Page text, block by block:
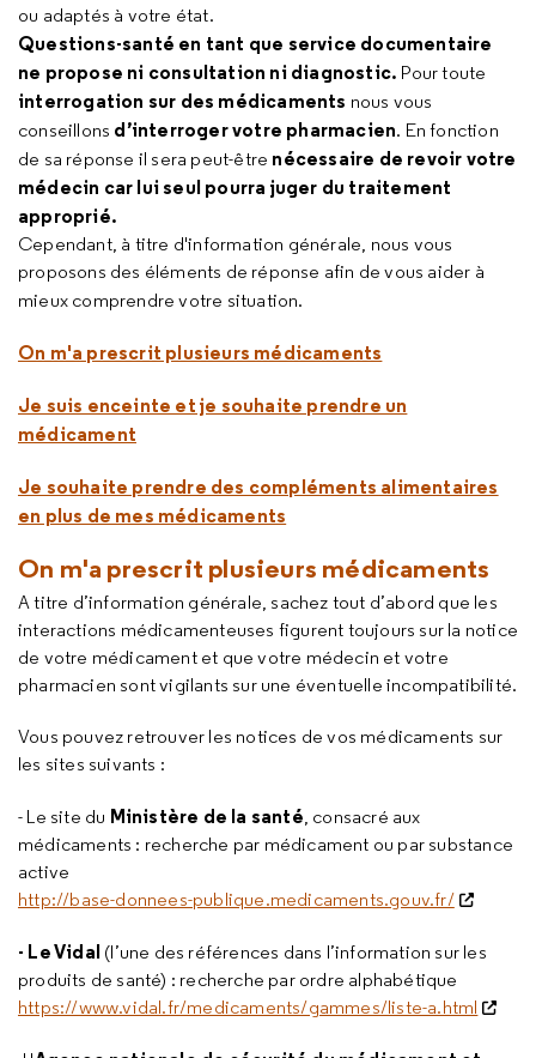
ou adaptés à votre état.
Questions-santé en tant que service documentaire
ne propose ni consultation ni diagnostic. Pour toute
interrogation sur des médicaments nous vous
conseillons d’interroger votre pharmacien. En fonction
de sa réponse il sera peut-être nécessaire de revoir votre
médecin car lui seul pourra juger du traitement
approprié.
Cependant, à titre d'information générale, nous vous
proposons des éléments de réponse afin de vous aider à
mieux comprendre votre situation.
On m'a prescrit plusieurs médicaments
Je suis enceinte et je souhaite prendre un
médicament
Je souhaite prendre des compléments alimentaires
en plus de mes médicaments
On m'a prescrit plusieurs médicaments
A titre d’information générale, sachez tout d’abord que les
interactions médicamenteuses figurent toujours sur la notice
de votre médicament et que votre médecin et votre
pharmacien sont vigilants sur une éventuelle incompatibilité.
Vous pouvez retrouver les notices de vos médicaments sur
les sites suivants :
- Le site du Ministère de la santé, consacré aux
médicaments : recherche par médicament ou par substance
active
http://base-donnees-publique.medicaments.gouv.fr/
- Le Vidal (l’une des références dans l’information sur les
produits de santé) : recherche par ordre alphabétique
https://www.vidal.fr/medicaments/gammes/liste-a.html